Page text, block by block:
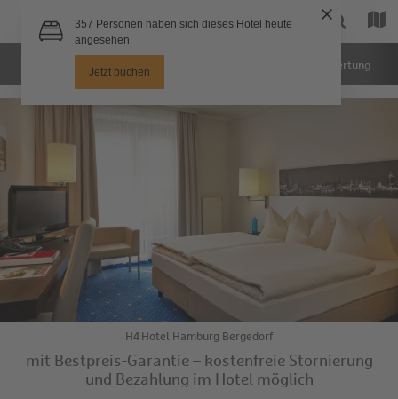
Bewertung
H4 Hotel Hamburg Bergedorf
mit Bestpreis-Garantie – kostenfreie Stornierung
und Bezahlung im Hotel möglich